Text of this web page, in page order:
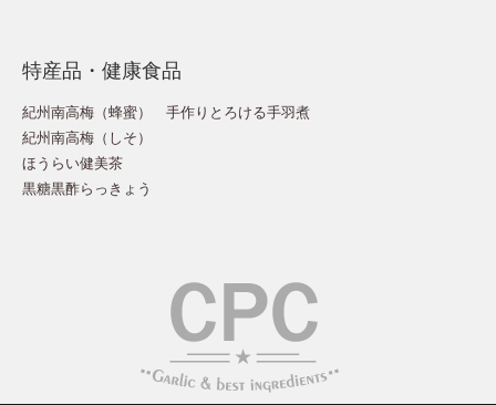
特産品・健康食品
紀州南高梅（蜂蜜）
手作りとろける手羽煮
紀州南高梅（しそ）
ほうらい健美茶
黒糖黒酢らっきょう